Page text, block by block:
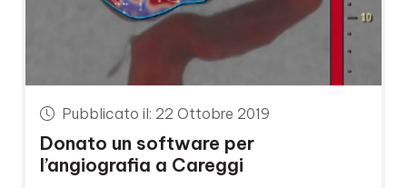
Pubblicato il: 22 Ottobre 2019
Donato un software per
l’angiografia a Careggi